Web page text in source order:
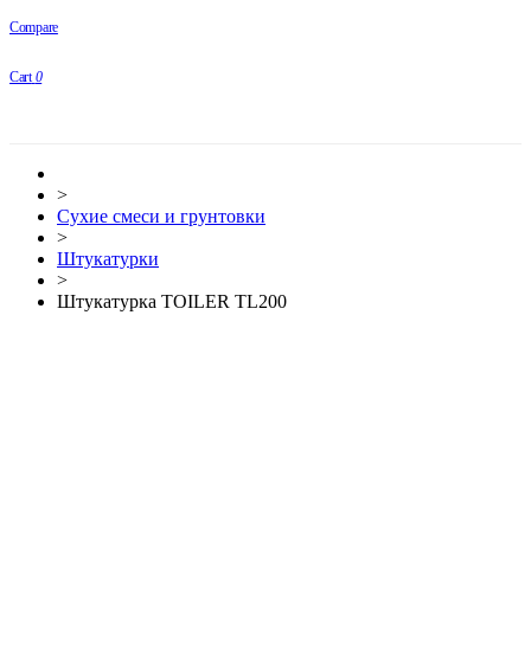
Compare
Cart 0
>
Сухие смеси и грунтовки
>
Штукатурки
>
Штукатурка TOILER TL200